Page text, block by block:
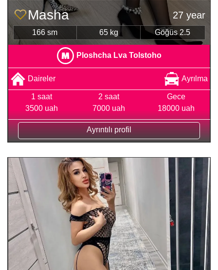
Masha 27 year
166 sm 65 kg Göğüs 2.5
Ploshcha Lva Tolstoho
Daireler Ayrılma
1 saat
3500 uah
2 saat
7000 uah
Gece
18000 uah
Ayrıntılı profil